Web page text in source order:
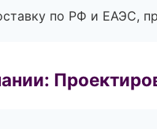
по РФ и ЕАЭС,